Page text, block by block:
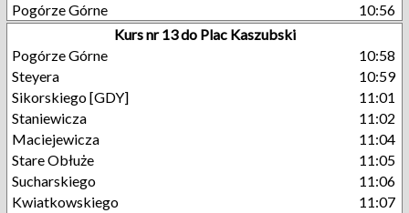
Pogórze Górne
10:56
Kurs nr 13 do Plac Kaszubski
Pogórze Górne
10:58
Steyera
10:59
Sikorskiego [GDY]
11:01
Staniewicza
11:02
Maciejewicza
11:04
Stare Obłuże
11:05
Sucharskiego
11:06
Kwiatkowskiego
11:07